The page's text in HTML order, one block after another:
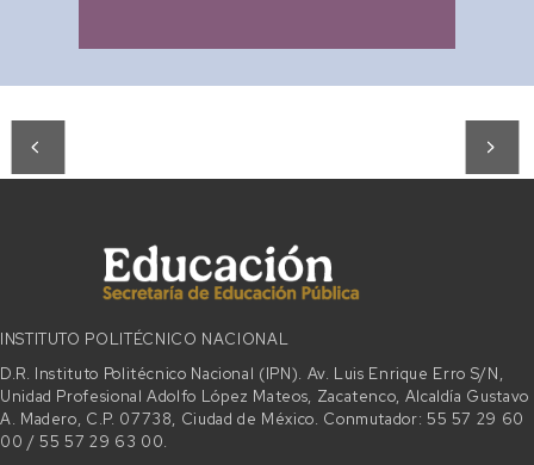
INSTITUTO POLITÉCNICO NACIONAL
D.R. Instituto Politécnico Nacional (IPN). Av. Luis Enrique Erro S/N,
Unidad Profesional Adolfo López Mateos, Zacatenco, Alcaldía Gustavo
A. Madero, C.P. 07738, Ciudad de México. Conmutador: 55 57 29 60
00 / 55 57 29 63 00.